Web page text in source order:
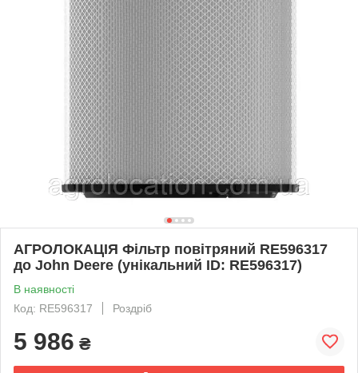
АГРОЛОКАЦІЯ Фільтр повітряний RE596317
до John Deere (унікальний ID: RE596317)
В наявності
Код: RE596317
Роздріб
5 986 ₴